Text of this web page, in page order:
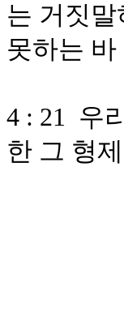
는 거짓
못하는
4 : 21 우
한 그 형